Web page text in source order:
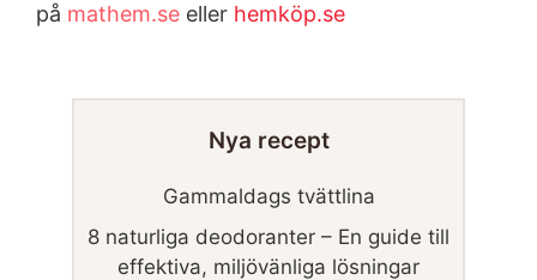
på mathem.se eller hemköp.se
Nya recept
Gammaldags tvättlina
8 naturliga deodoranter – En guide till
effektiva, miljövänliga lösningar